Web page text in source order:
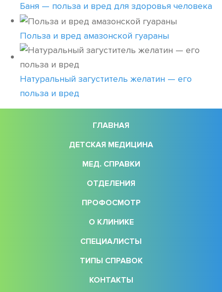
Баня — польза и вред для здоровья человека
Польза и вред амазонской гуараны
Натуральный загуститель желатин — его
польза и вред
ГЛАВНАЯ
ДЕТСКАЯ МЕДИЦИНА
МЕД. СПРАВКИ
ОТДЕЛЕНИЯ
ПРОФОСМОТР
О КЛИНИКЕ
СПЕЦИАЛИСТЫ
ТИПЫ СПРАВОК
КОНТАКТЫ